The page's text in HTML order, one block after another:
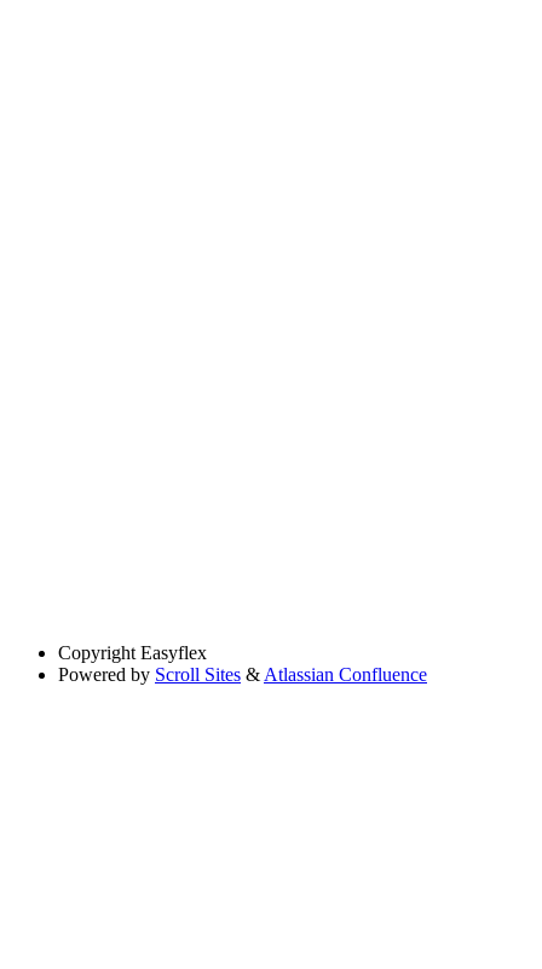
Copyright Easyflex
Powered by Scroll Sites & Atlassian Confluence